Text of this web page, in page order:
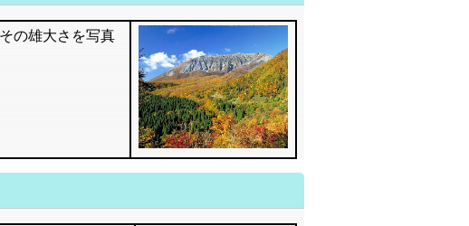
の雄大さを写真